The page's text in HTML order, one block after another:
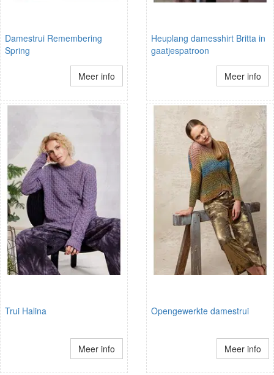
Damestrui Remembering
Spring
Meer info
Heuplang damesshirt Britta in
gaatjespatroon
Meer info
Trui Halina
Meer info
Opengewerkte damestrui
Meer info